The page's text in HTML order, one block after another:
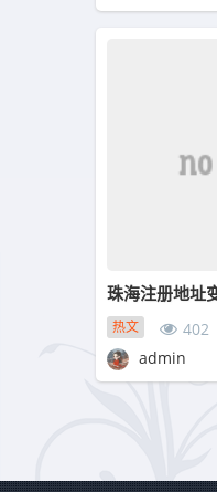
热文 402
admin